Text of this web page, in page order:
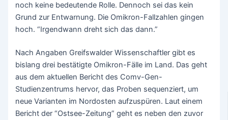
noch keine bedeutende Rolle. Dennoch sei das kein
Grund zur Entwarnung. Die Omikron-Fallzahlen gingen
hoch. “Irgendwann dreht sich das dann.”
Nach Angaben Greifswalder Wissenschaftler gibt es
bislang drei bestätigte Omikron-Fälle im Land. Das geht
aus dem aktuellen Bericht des Comv-Gen-
Studienzentrums hervor, das Proben sequenziert, um
neue Varianten im Nordosten aufzuspüren. Laut einem
Bericht der “Ostsee-Zeitung” geht es neben den zuvor